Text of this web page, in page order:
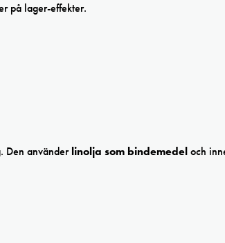
på lager-effekter.
Den använderlinolja som bindemedeloch